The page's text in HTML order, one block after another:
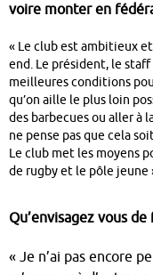
voire monter en
« Le club est ambitieux
end. Le président, le
meilleures conditions
qu’on aille le plus loin
des barbecues ou aller à
ne pense pas que cela
Le club met les moyens
de rugby et le pôle jeune
Qu’envisagez vous
« Je n’ai pas encore